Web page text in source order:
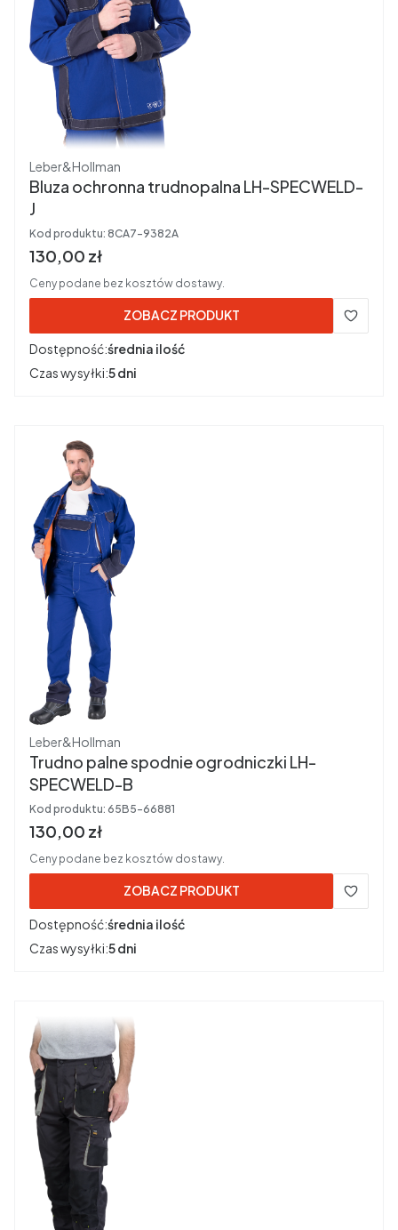
Producent
Leber&Hollman
Bluza ochronna trudnopalna LH-SPECWELD-
J
Kod produktu: 8CA7-9382A
Cena brutto
130,00 zł
Ceny podane bez kosztów dostawy.
ZOBACZ PRODUKT
Dostępność:średnia ilość
Czas wysyłki:5 dni
Producent
Leber&Hollman
Trudno palne spodnie ogrodniczki LH-
SPECWELD-B
Kod produktu: 65B5-66881
Cena brutto
130,00 zł
Ceny podane bez kosztów dostawy.
ZOBACZ PRODUKT
Dostępność:średnia ilość
Czas wysyłki:5 dni